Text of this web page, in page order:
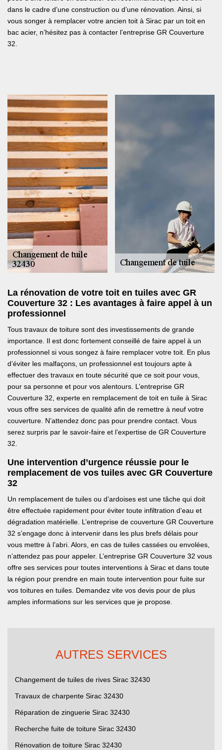
dans le cadre d’une construction ou d’une rénovation. Ainsi, si
vous songer à remplacer votre ancien toit à Sirac par un toit en
bac acier, n’hésitez pas à contacter l’entreprise GR Couverture
32.
La rénovation de votre toit en tuiles avec GR
Couverture 32 : Les avantages à faire appel à un
professionnel
Tous travaux de toiture sont des investissements de grande
importance. Il est donc fortement conseillé de faire appel à un
professionnel si vous songez à faire remplacer votre toit. En plus
d’éviter les malfaçons, un professionnel est toujours apte à
effectuer des travaux en toute sécurité que ce soit pour vous,
pour sa personne et pour vos alentours. L’entreprise GR
Couverture 32, experte en remplacement de toit en tuile à Sirac
vous offre ses services de qualité afin de remettre à neuf votre
couverture. N’attendez donc pas pour prendre contact. Vous
serez surpris par le savoir-faire et l’expertise de GR Couverture
32.
Une intervention d’urgence réussie pour le
remplacement de vos tuiles avec GR Couverture
32
Un remplacement de tuiles ou d’ardoises est une tâche qui doit
être effectuée rapidement pour éviter toute infiltration d’eau et
dégradation matérielle. L’entreprise de couverture GR Couverture
32 s’engage donc à intervenir dans les plus brefs délais pour
vous mettre à l’abri. Alors, en cas de tuiles cassées ou envolées,
n’attendez pas pour appeler. L’entreprise GR Couverture 32 vous
offre ses services pour toutes interventions à Sirac et dans toute
la région pour prendre en main toute intervention pour fuite sur
vos toitures en tuiles. Demandez vite vos devis pour de plus
amples informations sur les services que je propose.
AUTRES SERVICES
Changement de tuiles de rives Sirac 32430
Travaux de charpente Sirac 32430
Réparation de zinguerie Sirac 32430
Recherche fuite de toiture Sirac 32430
Rénovation de toiture Sirac 32430